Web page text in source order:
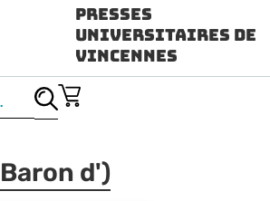
Presses
Universitaires de
Vincennes
d')